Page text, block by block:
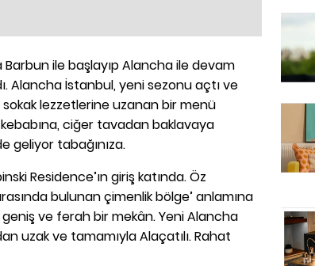
Barbun ile başlayıp Alancha ile devam
Alancha İstanbul, yeni sezonu açtı ve
lezzetlerine uzanan bir menü
kebabına, ciğer tavadan baklavaya
geliyor tabağınıza.
Residence’ın giriş katında. Öz
bulunan çimenlik bölge’ anlamına
ve ferah bir mekân. Yeni Alancha
uzak ve tamamıyla Alaçatılı. Rahat